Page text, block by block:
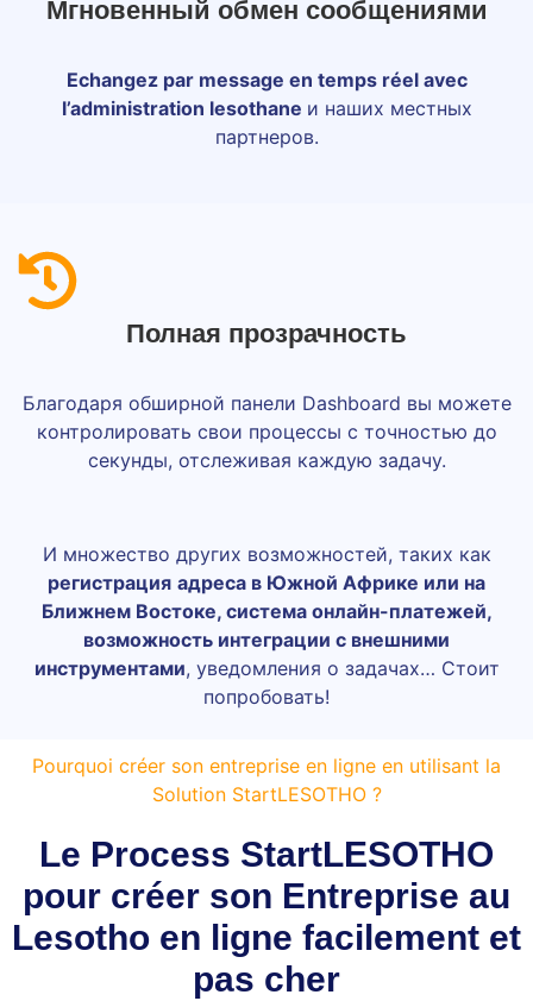
Мгновенный обмен сообщениями
Echangez par message en temps réel avec
l’administration lesothane и наших местных
партнеров.
Полная прозрачность
Благодаря обширной панели Dashboard вы можете
контролировать свои процессы с точностью до
секунды, отслеживая каждую задачу.
И множество других возможностей, таких как
регистрация адреса в Южной Африке или на
Ближнем Востоке, система онлайн-платежей,
возможность интеграции с внешними
инструментами, уведомления о задачах… Стоит
попробовать!
Pourquoi créer son entreprise en ligne en utilisant la
Solution StartLESOTHO ?
Le Process StartLESOTHO
pour créer son Entreprise au
Lesotho en ligne facilement et
pas cher